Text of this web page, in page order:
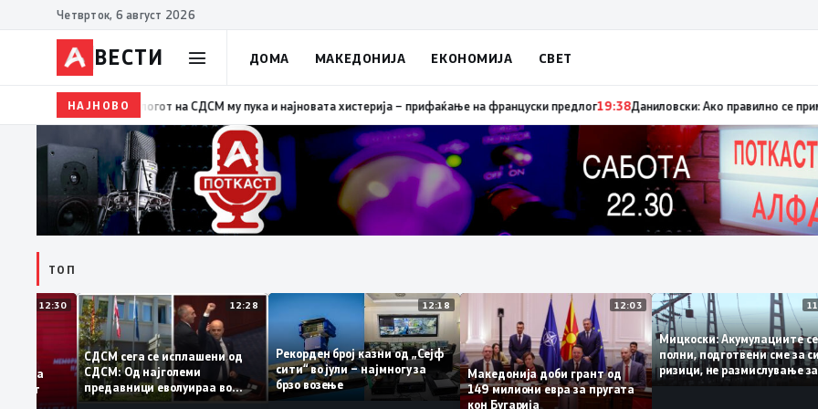
Четврток, 6 август 2026
ВЕСТИ ДОМА МАКЕДОНИЈА ЕКОНОМИЈА СВЕТ
НАЈНОВО
19:39 ВМРО-ДПМНЕ: Како што му пукна меурот од сапуница „мигранти за пари“, така на талогот на СДСМ му пука и најновата
ТОП
12:30
на
12:28
СДСМ сега се исплашени од
СДСМ: Од најголеми
предавници еволуираа во
најголеми патриоти
12:18
Рекорден број казни од „Сејф
сити“ во јули – најмногу за
брзо возење
12:03
Македонија доби грант од
149 милиони евра за пругата
кон Бугарија
Мицкоски:
полни, подготвени сме
ризици, не
поскапување на